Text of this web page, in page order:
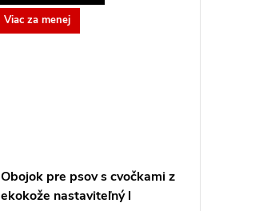
Viac za menej
Obojok pre psov s cvočkami z
ekokože nastaviteľný l